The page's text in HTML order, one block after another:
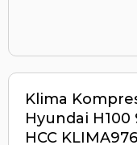
Klima
Hyundai H100
HCC